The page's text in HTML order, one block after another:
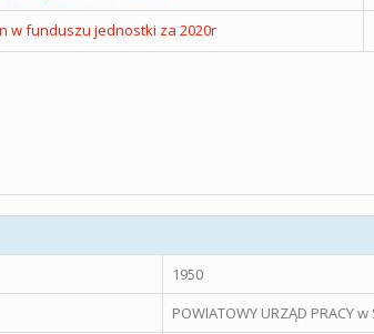
w funduszu jednostki za 2020r
1950
POWIATOWY URZĄD PRACY w